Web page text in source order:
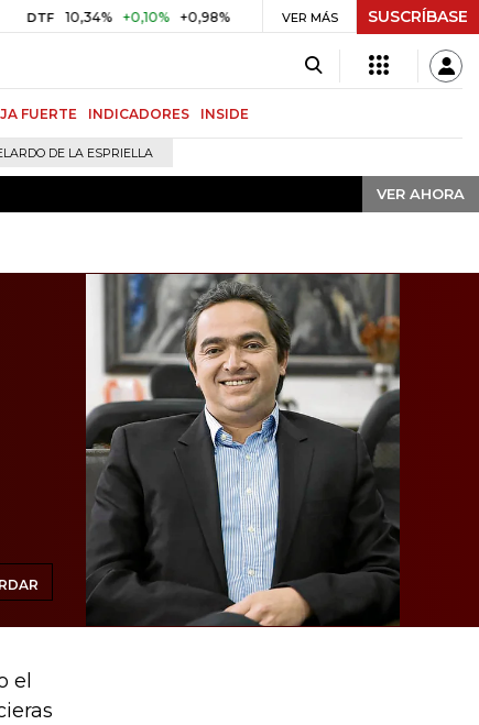
10,34% +0,10% +0,98% UVR $ 416,91 +$ 0,05 +0,01%
VER MÁS SUSCRÍBASE
FUERTE INDICADORES INSIDE
DE LA ESPRIELLA
VER AHORA
VER AHORA
el